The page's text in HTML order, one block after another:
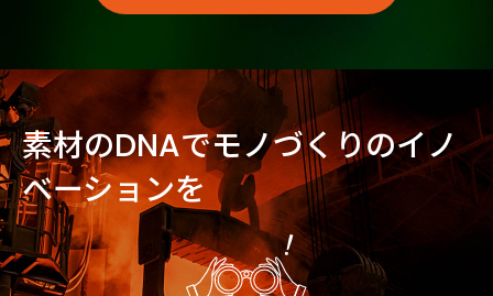
素材のDNAでモノづくりのイノ
ベーションを